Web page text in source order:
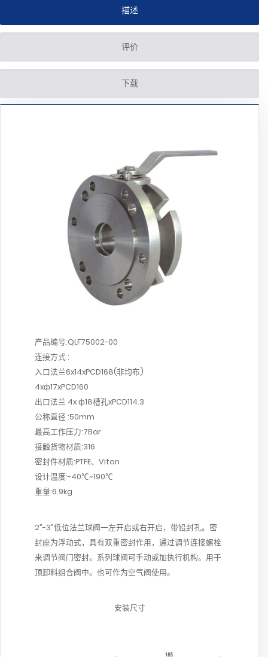
描述
评价
下载
产品编号:QLF75002-00
连接方式 :
入口法兰6x14xPCD168(非均布)
4xф17xPCD160
出口法兰 4x ф18槽孔xPCD114.3
公称直径 :50mm
最高工作压力:7Bar
接触货物材质:316
密封件材质:PTFE、Viton
设计温度:-40℃~190℃
重量:6.9kg
2”-3”低位法兰球阀一左开启或右开启，带铅封孔。密
封座为浮动式，具有双重密封作用，通过调节连接螺栓
来调节阀门密封。系列球阀可手动或加执行机构。用于
顶卸料组合阀中。也可作为空气阀使用。
安装尺寸